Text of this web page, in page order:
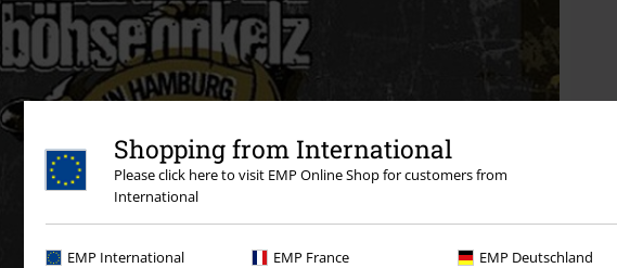
Shopping from International
Please click here to visit EMP Online Shop for customers from
International
EMP International EMP France EMP Deutschland